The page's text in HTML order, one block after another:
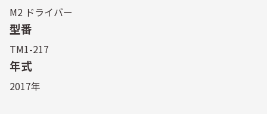
M2 ドライバー
型番
TM1-217
年式
2017年